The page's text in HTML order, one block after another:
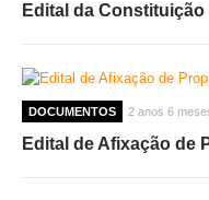
Edital da
DOCUMENTOS 2 anos 6
Edital de Afixação de